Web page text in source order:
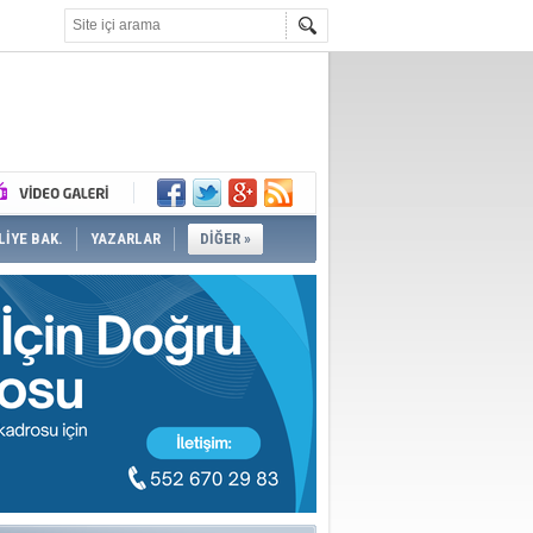
BAK. YAZARLAR DİĞER »